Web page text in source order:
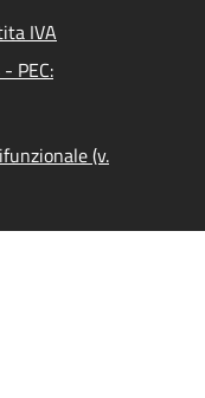
IVA
PEC:
(v.